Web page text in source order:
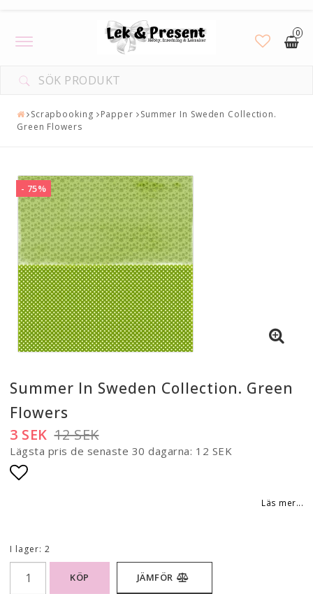
0
Toggle
navigation
Scrapbooking Papper
Summer In Sweden Collection.
Green Flowers
- 75%
Summer In Sweden Collection. Green
Flowers
12 SEK
3 SEK
Lägsta pris de senaste 30 dagarna 12 SEK
Läs mer...
I lager: 2
KÖP JÄMFÖR